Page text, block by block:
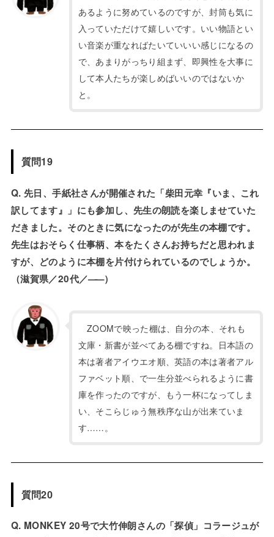
あるように努めているのですが、封筒も気に
入っていただけて嬉しいです。いい物語とい
い音楽が重なればたいていいい感じになるの
で、あまりがっちり組まず、即興性を大事に
して本人たちが楽しめばいいのではないか
と。
質問19
Q. 先日、手紙社さんが開催された「柴田元幸『いま、これ
訳してます』」にも参加し、先生の朗読を楽しませていた
だきました。そのときに気になったのが先生の本棚です。
先生はおそらく仕事柄、本をたくさんお持ちだと思われま
すが、どのように本棚を片付けられているのでしょうか。
（滋賀県／20代／——）
ZOOMで映った棚は、自分の本、それも
文庫・新書が並べてある棚ですね。日本語の
本は著者アイウエオ順、英語の本は著者アル
ファベット順、で一生分並べられるように書
庫を作ったのですが、もう一杯になってしま
い、そこらじゅう無秩序な山が出来ていま
す……。
質問20
Q. MONKEY 20号で大竹伸朗さんの「探偵」コラージュが